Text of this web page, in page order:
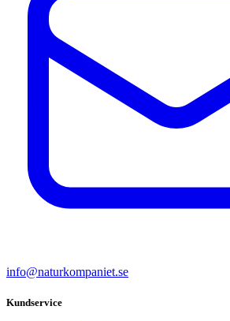
info@naturkompaniet.se
Kundservice